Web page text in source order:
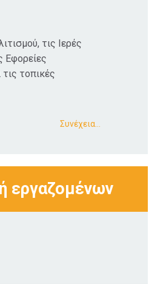
τις Ιερές
Εφορείες
τοπικές
Συνέχεια…
εργαζομένων